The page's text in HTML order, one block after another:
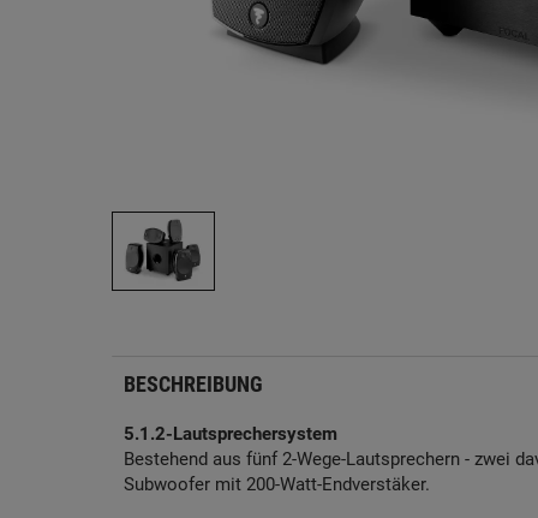
BESCHREIBUNG
5.1.2-Lautsprechersystem
Bestehend aus fünf 2-Wege-Lautsprechern - zwei
Subwoofer mit 200-Watt-Endverstäker.